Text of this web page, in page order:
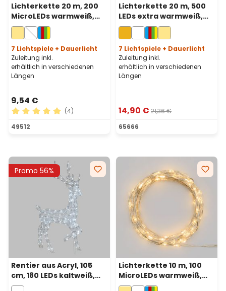
Lichterkette 20 m, 200
MicroLEDs warmweiß,
Silberdraht,
batteriebetrieben
7 Lichtspiele + Dauerlicht
Zuleitung inkl.
erhältlich in verschiedenen
Längen
9,54 €
Durchschnittliche Bewertung von 5 von 5 Sternen
(4)
49512
Lichterkette 20 m, 500
LEDs extra warmweiß,
Fernbedienung, grünes
Kabel,
batteriebetrieben
7 Lichtspiele + Dauerlicht
Zuleitung inkl.
erhältlich in verschiedenen
Längen
14,90 € 21,36 €
65666
Promo 56%
Rentier aus Acryl, 105
cm, 180 LEDs kaltweiß,
batteriebetrieben
Lichterkette 10 m, 100
MicroLEDs warmweiß,
Silberdraht,